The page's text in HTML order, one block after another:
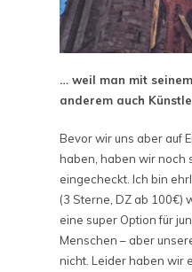
… weil man mit
anderem auch
Bevor wir uns aber auf
haben, haben wir noch
eingecheckt. Ich bin
(3 Sterne, DZ ab 100€)
eine super Option für
Menschen – aber
nicht. Leider haben wir